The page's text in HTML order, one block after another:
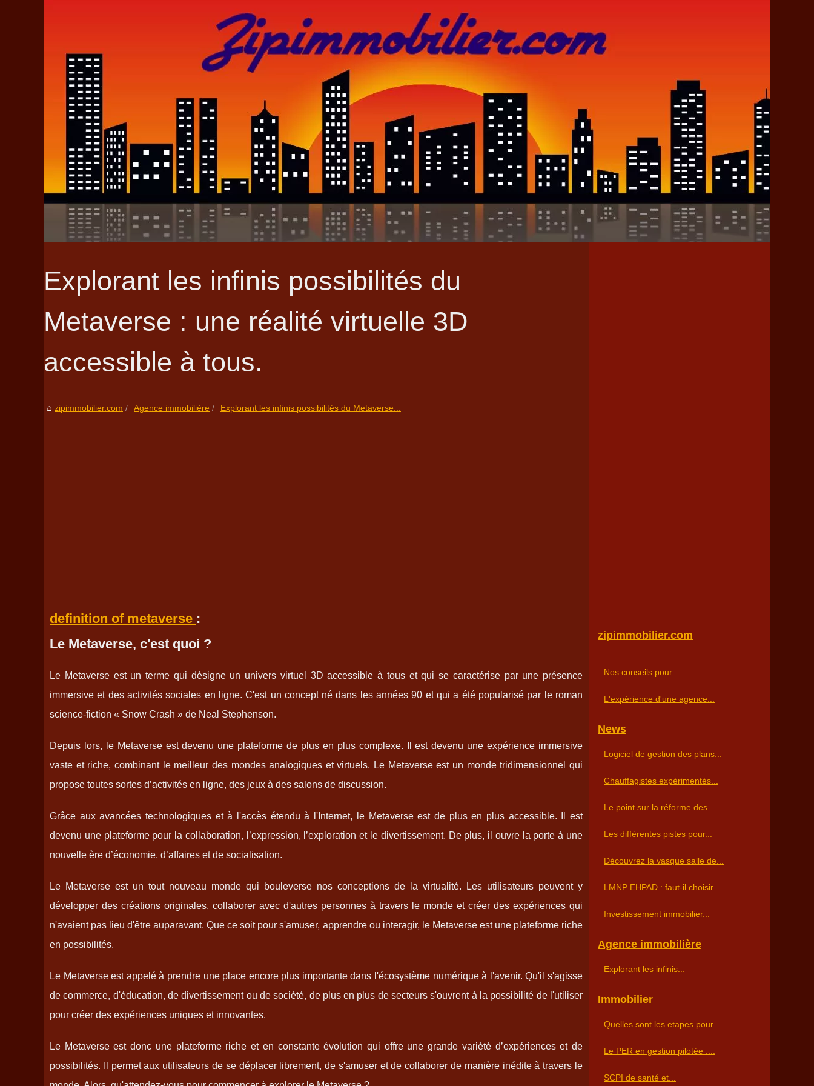
Explorant les infinis possibilités du
Metaverse : une réalité virtuelle 3D
accessible à tous.
zipimmobilier.com Agence immobilière Explorant les infinis possibilités du Metaverse...
definition of metaverse :
Le Metaverse, c'est quoi ?
Le Metaverse est un terme qui désigne un univers virtuel 3D accessible à tous et qui se caractérise par une présence
immersive et des activités sociales en ligne. C'est un concept né dans les années 90 et qui a été popularisé par le roman
science-fiction « Snow Crash » de Neal Stephenson.
Depuis lors, le Metaverse est devenu une plateforme de plus en plus complexe. Il est devenu une expérience immersive
vaste et riche, combinant le meilleur des mondes analogiques et virtuels. Le Metaverse est un monde tridimensionnel qui
propose toutes sortes d’activités en ligne, des jeux à des salons de discussion.
Grâce aux avancées technologiques et à l'accès étendu à l'Internet, le Metaverse est de plus en plus accessible. Il est
devenu une plateforme pour la collaboration, l’expression, l’exploration et le divertissement. De plus, il ouvre la porte à une
nouvelle ère d’économie, d’affaires et de socialisation.
Le Metaverse est un tout nouveau monde qui bouleverse nos conceptions de la virtualité. Les utilisateurs peuvent y
développer des créations originales, collaborer avec d'autres personnes à travers le monde et créer des expériences qui
n'avaient pas lieu d'être auparavant. Que ce soit pour s'amuser, apprendre ou interagir, le Metaverse est une plateforme riche
en possibilités.
Le Metaverse est appelé à prendre une place encore plus importante dans l'écosystème numérique à l'avenir. Qu'il s'agisse
de commerce, d'éducation, de divertissement ou de société, de plus en plus de secteurs s'ouvrent à la possibilité de l'utiliser
pour créer des expériences uniques et innovantes.
Le Metaverse est donc une plateforme riche et en constante évolution qui offre une grande variété d’expériences et de
possibilités. Il permet aux utilisateurs de se déplacer librement, de s'amuser et de collaborer de manière inédite à travers le
zipimmobilier.com
Nos conseils pour...
L'expérience d'une agence...
News
Logiciel de gestion des plans...
Chauffagistes expérimentés...
Le point sur la réforme des...
Les différentes pistes pour...
Découvrez la vasque salle de...
LMNP EHPAD : faut-il choisir...
Investissement immobilier...
Agence immobilière
Explorant les infinis...
Immobilier
Quelles sont les etapes pour...
Le PER en gestion pilotée :...
SCPI de santé et...